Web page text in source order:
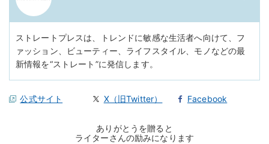
ストレートプレスは、トレンドに敏感な生活者へ向けて、フ
ァッション、ビューティー、ライフスタイル、モノなどの最
新情報を“ストレート”に発信します。
公式サイト X（旧Twitter） Facebook
ありがとうを贈ると
ライターさんの励みになります